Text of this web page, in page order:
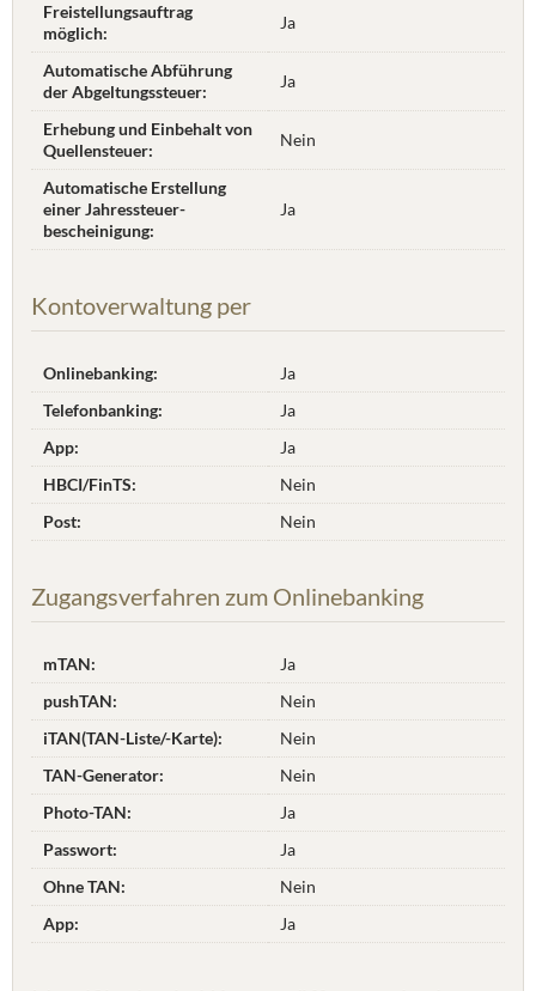
Freistellungsauftrag
möglich:
Ja
Automatische Abführung
der Abgeltungssteuer:
Ja
Erhebung und Einbehalt von
Quellensteuer:
Nein
Automatische Erstellung
einer Jahres­steuer­
bescheinigung:
Ja
Kontoverwaltung per
Onlinebanking:
Ja
Telefonbanking:
Ja
App:
Ja
HBCI/FinTS:
Nein
Post:
Nein
Zugangsverfahren zum Onlinebanking
mTAN:
Ja
pushTAN:
Nein
iTAN(TAN-Liste/-Karte):
Nein
TAN-Generator:
Nein
Photo-TAN:
Ja
Passwort:
Ja
Ohne TAN:
Nein
App:
Ja